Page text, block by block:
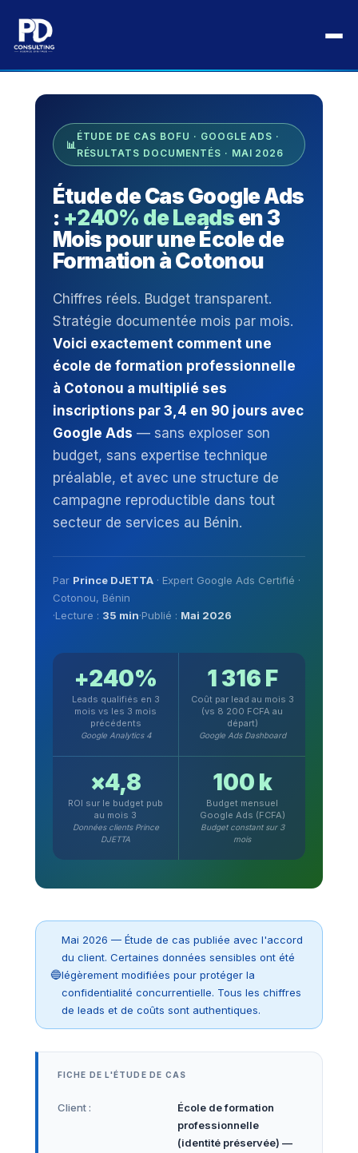
contenuAccueil
ÉTUDE DE CAS BOFU · GOOGLE ADS ·
RÉSULTATS DOCUMENTÉS · MAI 2026
Étude de Cas Google Ads
: +240% de Leadsen 3
Mois pour une École de
Formation à Cotonou
Chiffres réels. Budget transparent.
Stratégie documentée mois par mois.
Voici exactement comment une
école de formation professionnelle
à Cotonou a multiplié ses
inscriptions par 3,4 en 90 jours avec
Google Ads — sans exploser son
budget, sans expertise technique
préalable, et avec une structure de
campagne reproductible dans tout
secteur de services au Bénin.
Par Prince DJETTA· Expert Google Ads Certifié ·
Cotonou, Bénin
·Lecture : 35 min·Publié : Mai 2026
+240%
Leads qualifiés en 3
mois vs les 3 mois
précédents
Google Analytics 4
1 316 F
Coût par lead au mois 3
(vs 8 200 FCFA au
départ)
Google Ads Dashboard
×4,8
ROI sur le budget pub
au mois 3
Données clients Prince
DJETTA
100 k
Budget mensuel
Google Ads (FCFA)
Budget constant sur 3
mois
Mai 2026 — Étude de cas publiée avec l'accord
du client. Certaines données sensibles ont été
légèrement modifiées pour protéger la
confidentialité concurrentielle. Tous les chiffres
de leads et de coûts sont authentiques.
FICHE DE L'ÉTUDE DE CAS
Client :
École de formation
professionnelle
(identité préservée) —